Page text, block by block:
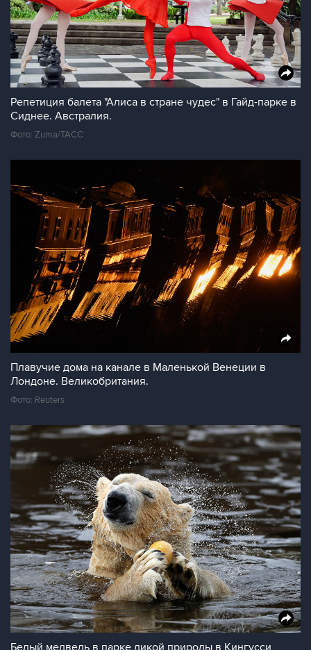
Репетиция балета "Алиса в стране чудес" в Гайд-парке в
Сиднее. Австралия.
Фото: Zuma/ТАСС
Плавучие дома на канале в Маленькой Венеции в
Лондоне. Великобритания.
Фото: Reuters
Белый медведь в парке дикой природы в Кингусси,